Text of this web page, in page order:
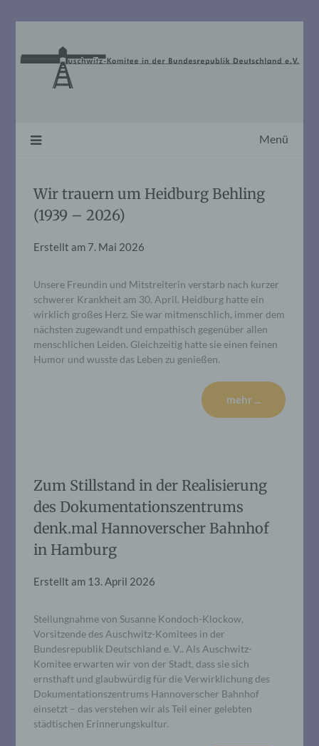
Menü
Wir trauern um Heidburg Behling
(1939 – 2026)
Erstellt am 7. Mai 2026
Unsere Freundin und Mitstreiterin verstarb nach kurzer
schwerer Krankheit am 30. April. Heidburg hatte ein
wirklich großes Herz. Sie war mitmenschlich, immer dem
nächsten zugewandt und empathisch gegenüber allen
menschlichen Leiden. Gleichzeitig hatte sie einen feinen
Humor und wusste das Leben zu genießen.
mehr ...
Zum Stillstand in der Realisierung
des Dokumentationszentrums
denk.mal Hannoverscher Bahnhof
in Hamburg
Erstellt am 13. April 2026
Stellungnahme von Susanne Kondoch-Klockow,
Vorsitzende des Auschwitz-Komitees in der
Bundesrepublik Deutschland e. V.. Als Auschwitz-
Komitee erwarten wir von der Stadt, dass sie sich
ernsthaft und glaubwürdig für die Verwirklichung des
Dokumentationszentrums Hannoverscher Bahnhof
einsetzt – das verstehen wir als Teil einer gelebten
städtischen Erinnerungskultur.